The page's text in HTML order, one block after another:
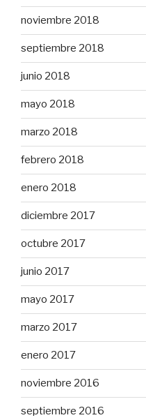
noviembre 2018
septiembre 2018
junio 2018
mayo 2018
marzo 2018
febrero 2018
enero 2018
diciembre 2017
octubre 2017
junio 2017
mayo 2017
marzo 2017
enero 2017
noviembre 2016
septiembre 2016